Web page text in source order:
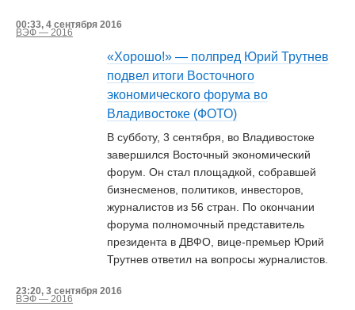
00:33, 4 сентября 2016
ВЭФ — 2016
«Хорошо!» — полпред Юрий Трутнев
подвел итоги Восточного
экономического форума во
Владивостоке (ФОТО)
В субботу, 3 сентября, во Владивостоке
завершился Восточный экономический
форум. Он стал площадкой, собравшей
бизнесменов, политиков, инвесторов,
журналистов из 56 стран. По окончании
форума полномочный представитель
президента в ДВФО, вице-премьер Юрий
Трутнев ответил на вопросы журналистов.
23:20, 3 сентября 2016
ВЭФ — 2016